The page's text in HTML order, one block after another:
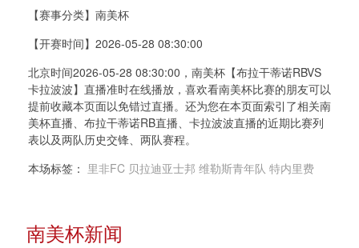
比赛介绍
【赛事分类】 南美杯
【开赛时间】 2026-05-28 08:30:00
北京时间2026-05-28 08:30:00，南美杯【布拉干蒂诺RBVS
卡拉波波】直播准时在线播放，喜欢看南美杯比赛的朋友可以
提前收藏本页面以免错过直播。还为您在本页面索引了相关南
美杯直播、布拉干蒂诺RB直播、卡拉波波直播的近期比赛列
表以及两队历史交锋、两队赛程。
本场标签： 里非FC 贝拉迪亚士邦 维勒斯青年队 特内里费
南美杯新闻